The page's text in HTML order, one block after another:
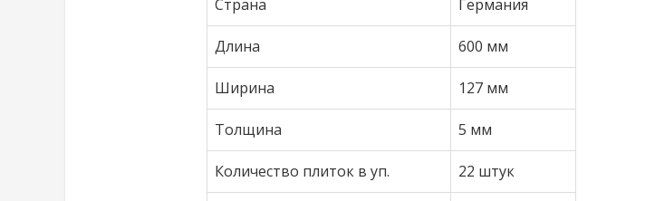
Страна Германия
Длина 600 мм
Ширина 127 мм
Толщина 5 мм
Количество плиток в уп. 22 штук